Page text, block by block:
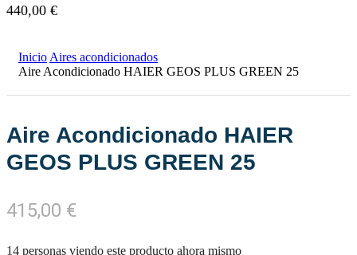
440,00 €
Inicio Aires acondicionados
Aire Acondicionado HAIER GEOS PLUS GREEN 25
Aire Acondicionado HAIER
GEOS PLUS GREEN 25
415,00 €
14 personas viendo este producto ahora mismo